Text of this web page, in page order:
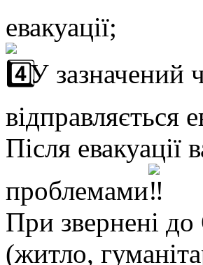
евакуації;
У зазначений
відправляється
Після евакуації
проблемами
При звернені до
(житло,